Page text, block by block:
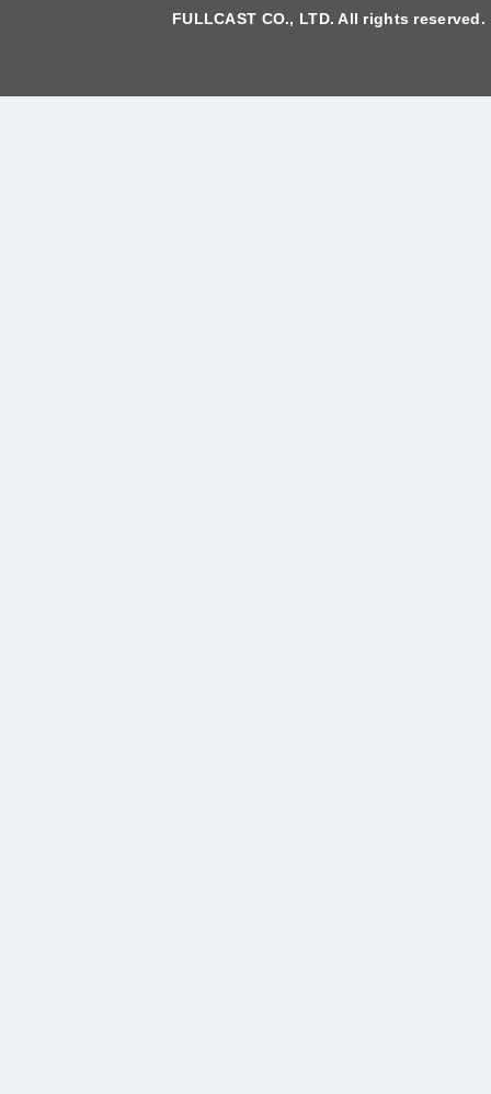
FULLCAST CO., LTD. All rights reserved.